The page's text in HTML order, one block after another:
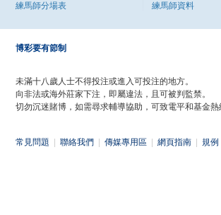
練馬師分場表
練馬師資料
博彩要有節制
未滿十八歲人士不得投注或進入可投注的地方。
向非法或海外莊家下注，即屬違法，且可被判監禁。
切勿沉迷賭博，如需尋求輔導協助，可致電平和基金熱
常見問題 聯絡我們 傳媒專用區 網頁指南 規例